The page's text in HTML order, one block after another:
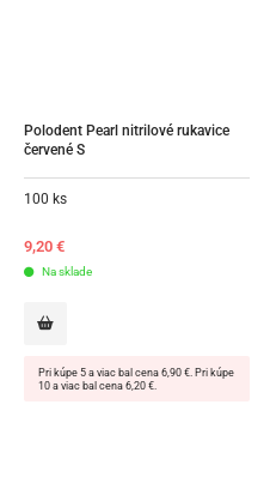
Polodent Pearl nitrilové rukavice
červené S
100 ks
9,20 €
Na sklade
Pri kúpe 5 a viac bal cena 6,90 €. Pri kúpe
10 a viac bal cena 6,20 €.